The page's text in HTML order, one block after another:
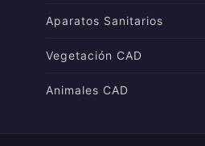
Aparatos Sanitarios
Vegetación CAD
Animales CAD